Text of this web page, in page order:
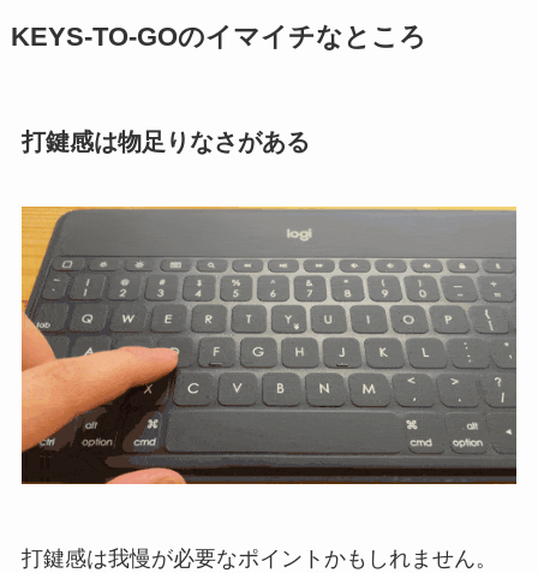
KEYS-TO-GOのイマイチなところ
打鍵感は物足りなさがある
打鍵感は我慢が必要なポイントかもしれません。